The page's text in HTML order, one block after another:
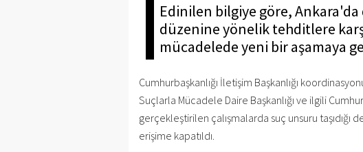
Edinilen bilgiye göre,
düzenine yönelik tehditlere
mücadelede yeni bir aşamaya
Cumhurbaşkanlığı İletişim Başkanlığı
Suçlarla Mücadele Daire Başkanlığı ve ilgili
gerçekleştirilen çalışmalarda suç unsuru taşıdığı
erişime kapatıldı.